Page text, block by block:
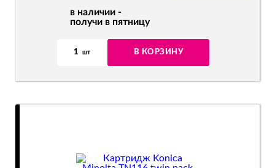
в наличии -
получи в пятницу
1 шт В КОРЗИНУ